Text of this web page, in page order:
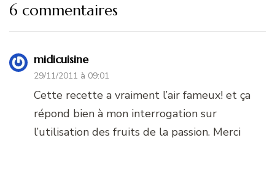
6 commentaires
midicuisine
29/11/2011 à 09:01
Cette recette a vraiment l’air fameux! et ça
répond bien à mon interrogation sur
l’utilisation des fruits de la passion. Merci